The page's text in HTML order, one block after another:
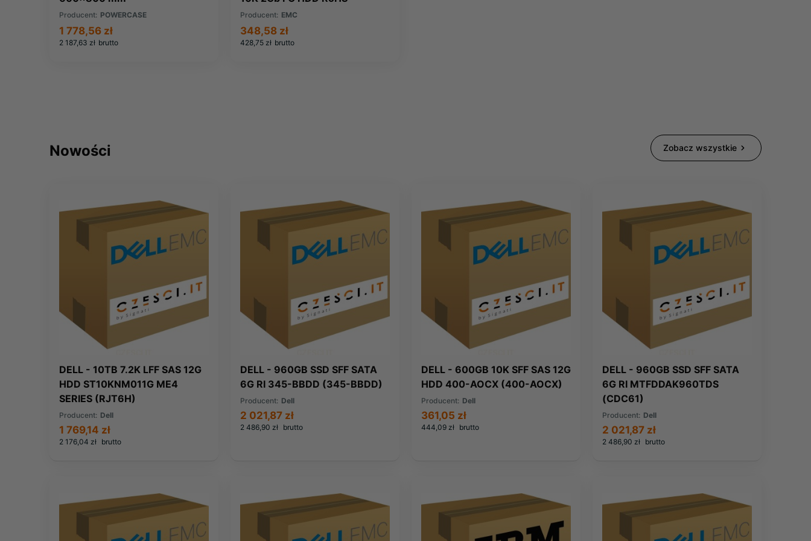
Producent: POWERCASE
2 187,63 zł brutto
1 778,56 zł
(005048582)
Producent: EMC
428,75 zł brutto
348,58 zł
Nowości Zobacz wszystkie
DELL - 10TB 7.2K LFF SAS 12G
HDD ST10KNM011G ME4
SERIES (RJT6H)
Producent: Dell
2 176,04 zł brutto
1 769,14 zł
DELL - 960GB SSD SFF SATA
6G RI 345-BBDD (345-BBDD)
Producent: Dell
2 486,90 zł brutto
2 021,87 zł
DELL - 600GB 10K SFF SAS 12G
HDD 400-AOCX (400-AOCX)
Producent: Dell
444,09 zł brutto
361,05 zł
DELL - 960GB SSD SFF SATA
6G RI MTFDDAK960TDS
(CDC61)
Producent: Dell
2 486,90 zł brutto
2 021,87 zł